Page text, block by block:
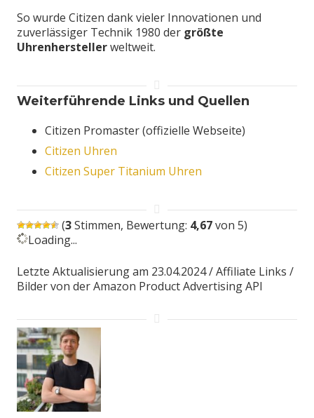
So wurde Citizen dank vieler Innovationen und
zuverlässiger Technik 1980 der größte
Uhrenherstellerweltweit.
Weiterführende Links und Quellen
Citizen Promaster (offizielle Webseite)
Citizen Uhren
Citizen Super Titanium Uhren
(3Stimmen, Bewertung: 4,67von 5)
Loading...
Letzte Aktualisierung am 23.04.2024 / Affiliate Links /
Bilder von der Amazon Product Advertising API